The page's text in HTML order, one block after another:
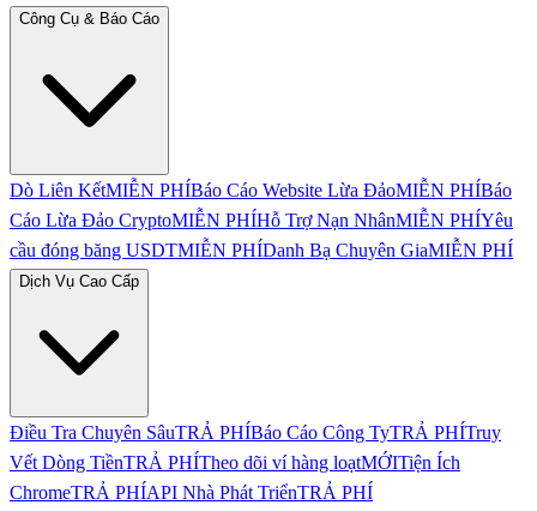
Công Cụ & Báo Cáo
Dò Liên KếtMIỄN PHÍBáo Cáo Website Lừa ĐảoMIỄN PHÍBáo
Cáo Lừa Đảo CryptoMIỄN PHÍHỗ Trợ Nạn NhânMIỄN PHÍYêu
cầu đóng băng USDTMIỄN PHÍDanh Bạ Chuyên GiaMIỄN PHÍ
Dịch Vụ Cao Cấp
Điều Tra Chuyên SâuTRẢ PHÍBáo Cáo Công TyTRẢ PHÍTruy
Vết Dòng TiềnTRẢ PHÍTheo dõi ví hàng loạtMỚITiện Ích
ChromeTRẢ PHÍAPI Nhà Phát TriểnTRẢ PHÍ